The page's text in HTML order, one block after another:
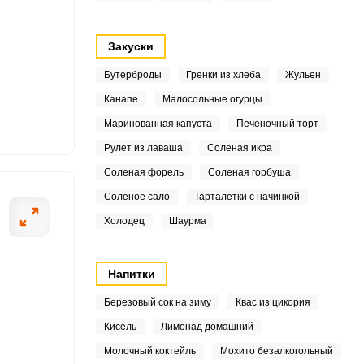
Закуски
Бутерброды Гренки из хлеба Жульен
Канапе Малосольные огурцы
Маринованная капуста Печеночный торт
Рулет из лаваша Соленая икра
Соленая форель Соленая горбуша
Соленое сало Тарталетки с начинкой
Холодец Шаурма
Напитки
Березовый сок на зиму Квас из цикория
Кисель Лимонад домашний
Молочный коктейль Мохито безалкогольный
Соединяем
до кипения,